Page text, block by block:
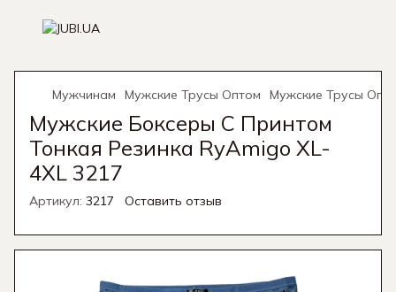
Мужчинам Мужские Трусы Оптом Мужские Трусы
Мужские Боксеры С Принтом
Тонкая Резинка RyAmigo XL-
4XL 3217
Артикул: 3217 Оставить отзыв